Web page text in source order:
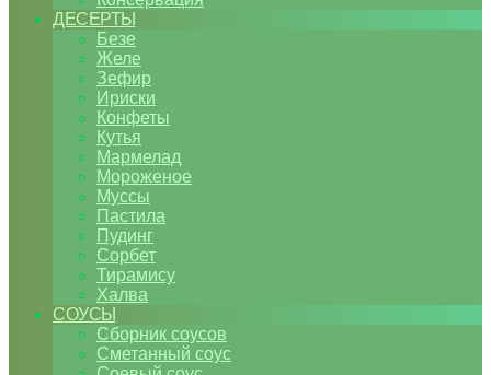
ДЕСЕРТЫ
Безе
Желе
Зефир
Ириски
Конфеты
Кутья
Мармелад
Мороженое
Муссы
Пастила
Пудинг
Сорбет
Тирамису
Халва
СОУСЫ
Сборник соусов
Сметанный соус